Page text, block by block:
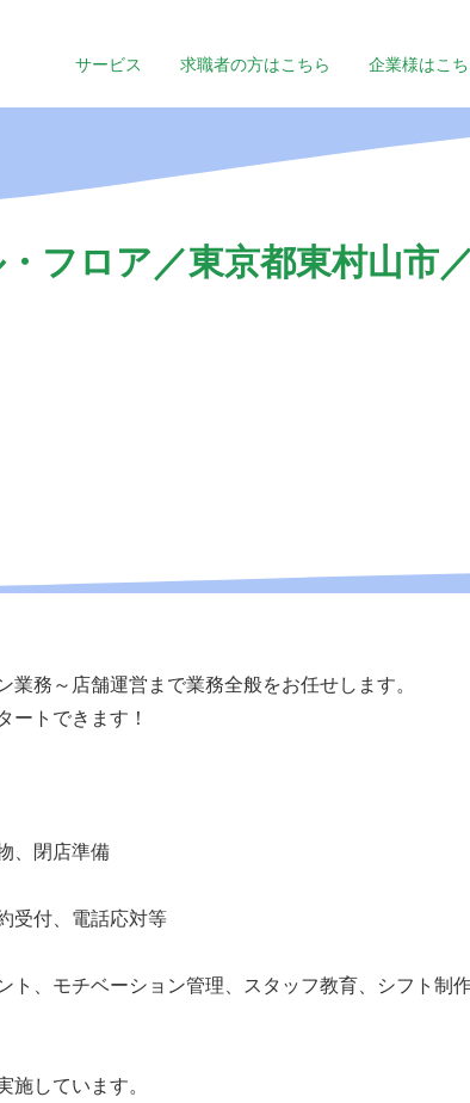
サービス 求職者の方はこちら 企業様はこち
フロア／東京都東村山市
業務～店舗運営まで業務全般をお任せします。
ートできます！
、閉店準備
受付、電話応対等
、モチベーション管理、スタッフ教育、シフト制
施しています。